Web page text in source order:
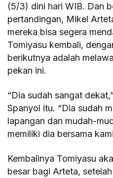
(5/3) dini hari WIB. Dan
pertandingan, Mikel
mereka bisa segera
Tomiyasu kembali,
berikutnya adalah
pekan ini.
“Dia sudah sangat
Spanyol itu. “Dia sudah
lapangan dan mudah-
memiliki dia bersama
Kembalinya Tomiyasu
besar bagi Arteta,